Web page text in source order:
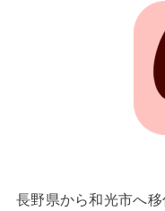
長野県から和光市へ